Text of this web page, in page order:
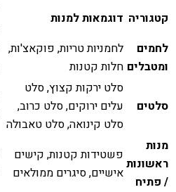
קטגוריה דוגמאות למנות
לחמים
ומטבלים
לחמניות טריות, פוקאצ'ות,
חלות קטנות
סלטים
סלט ירקות קצוץ, סלט
עלים ירוקים, סלט כרוב,
סלט קינואה, סלט טאבולה
מנות
ראשונות
/ פתיח
פשטידות קטנות, קישים
אישיים, סיגרים ממולאים